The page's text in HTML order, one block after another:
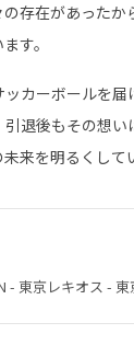
存在があったか
す。
カーボールを
退後もその想
来を明るくして
- 東京レキオス - 東